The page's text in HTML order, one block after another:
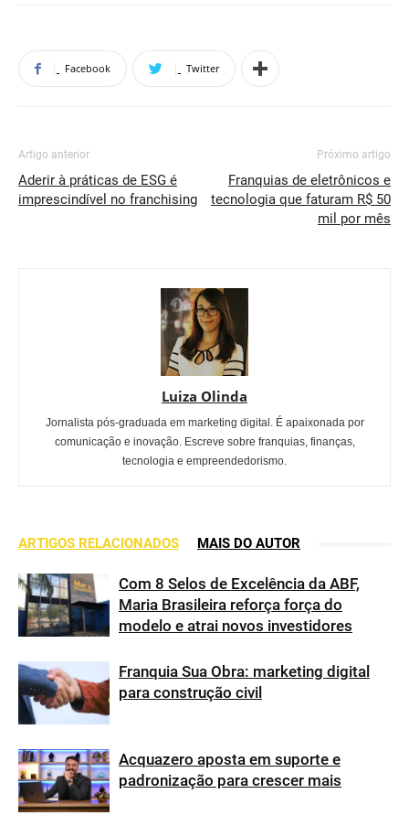
Facebook Twitter
Artigo anterior
Aderir à práticas de ESG é
imprescindível no franchising
Próximo artigo
Franquias de eletrônicos e
tecnologia que faturam R$ 50
mil por mês
Luiza Olinda
Jornalista pós-graduada em marketing digital. É apaixonada por
comunicação e inovação. Escreve sobre franquias, finanças,
tecnologia e empreendedorismo.
ARTIGOS RELACIONADOS MAIS DO AUTOR
Com 8 Selos de Excelência da ABF,
Maria Brasileira reforça força do
modelo e atrai novos investidores
Franquia Sua Obra: marketing digital
para construção civil
Acquazero aposta em suporte e
padronização para crescer mais